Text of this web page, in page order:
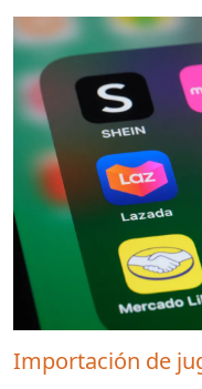
Importación de